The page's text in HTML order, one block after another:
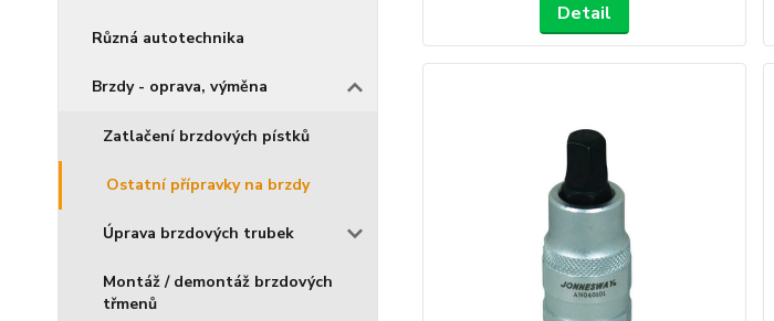
Různá autotechnika
Brzdy - oprava, výměna
Zatlačení brzdových pístků
Ostatní přípravky na brzdy
Úprava brzdových trubek
Montáž / demontáž brzdových
třmenů
Detail